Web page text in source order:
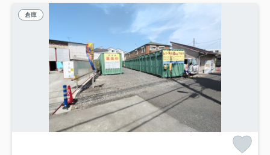
倉庫